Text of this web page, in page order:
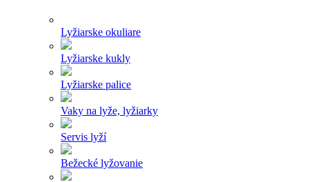
Lyžiarske okuliare
Lyžiarske kukly
Lyžiarske palice
Vaky na lyže, lyžiarky
Servis lyží
Bežecké lyžovanie